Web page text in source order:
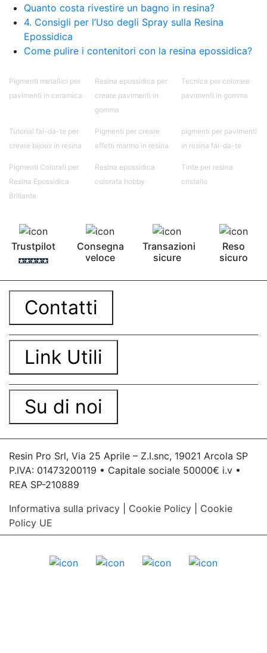
Quanto costa rivestire un bagno in resina?
4. Consigli per l’Uso degli Spray sulla Resina
Epossidica
Come pulire i contenitori con la resina epossidica?
Pigmenti metallici per
pavimenti in ceramica
Resina epossidica per
creare pavimenti in
gomma
Tecnica per colorare
pavimenti in gomma
Tutorial fai-da-te per
creare bijoux in resina
Pigmenti per creare
effetti marmo in resina
pigmenti per pavimenti
in resina fai-da-te
Pigmenti Colorati per
Resina Epossidica
Brillante
Resina epossidica
colorata hobby
Tinte per resina
cristallo
Trustpilot
Consegna
veloce
Transazioni
sicure
Reso
sicuro
Contatti
Link Utili
Su di noi
Resin Pro Srl, Via 25 Aprile – Z.I.snc, 19021 Arcola SP
P.IVA: 01473200119 • Capitale sociale 50000€ i.v •
REA SP-210889
Informativa sulla privacy
Cookie Policy
Cookie
Policy UE